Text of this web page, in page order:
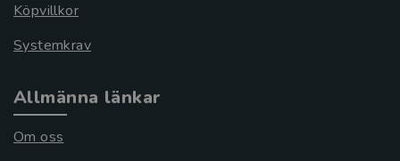
Köpvillkor
Systemkrav
Allmänna länkar
Om oss